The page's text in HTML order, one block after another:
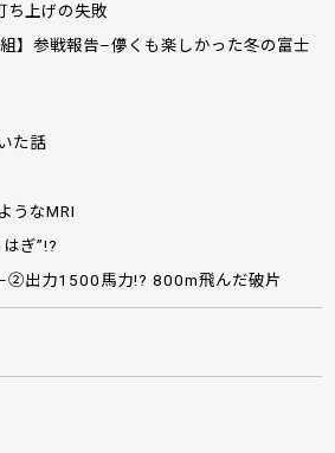
ち上げの失敗
組】参戦報告–儚くも楽しかった冬の富士
た話
うなMRI
ぎ”!?
出力1500馬力!? 800m飛んだ破片